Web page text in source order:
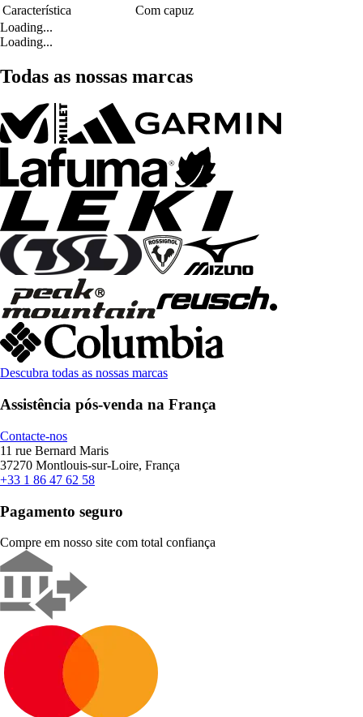
Característica
Com capuz
Loading...
Loading...
Todas as nossas marcas
Descubra todas as nossas marcas
Assistência pós-venda na França
Contacte-nos
11 rue Bernard Maris
37270 Montlouis-sur-Loire, França
+33 1 86 47 62 58
Pagamento seguro
Compre em nosso site com total confiança